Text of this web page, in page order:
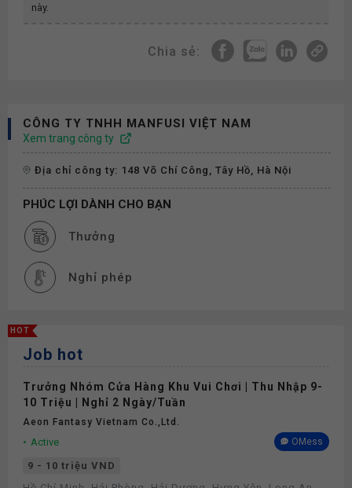
này.
Chia sẻ:
CÔNG TY TNHH MANFUSI VIỆT NAM
Xem trang công ty
Địa chỉ công ty: 148 Võ Chí Công, Tây Hồ, Hà Nội
PHÚC LỢI DÀNH CHO BẠN
Thưởng
Nghỉ phép
HOT
Job hot
Trưởng Nhóm Cửa Hàng Khu Vui Chơi | Thu Nhập 9-
10 Triệu | Nghỉ 2 Ngày/Tuần
Aeon Fantasy Vietnam Co.,ltd.
Active OMess
9 - 10 triệu VND